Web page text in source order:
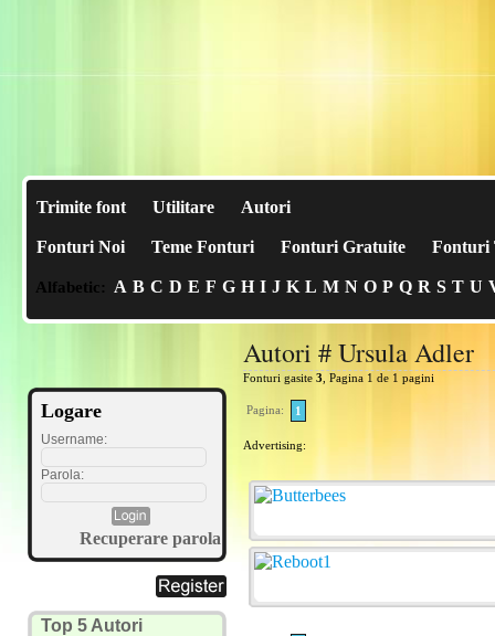
Trimite font Utilitare Autori
Fonturi Noi Teme Fonturi Fonturi Gratuite Fonturi
Alfabetic: A B C D E F G H I J K L M N O P Q R S T U
Logare
Username:
Parola:
Recuperare parola
Top 5 Autori
Autori # Ursula Adler
Fonturi gasite 3 , Pagina 1 de 1 pagini
Pagina: 1
Advertising: